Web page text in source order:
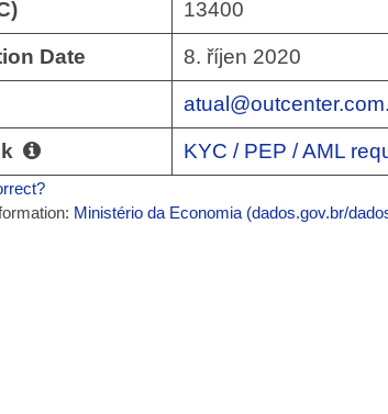
13400
Date 8. říjen 2020
KYC / PEP / AML
Ministério da Economia (dados.gov.br/